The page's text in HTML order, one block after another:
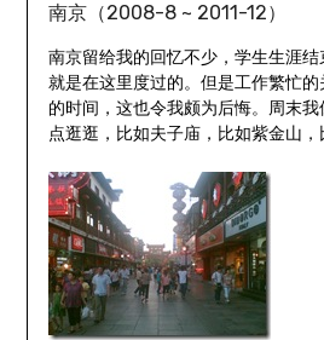
南京（2008-8 ~ 2011-12）
南京留给我的回忆不少，学生生涯
就是在这里度过的。但是工作繁忙
的时间，这也令我颇为后悔。周末
点逛逛，比如夫子庙，比如紫金山，